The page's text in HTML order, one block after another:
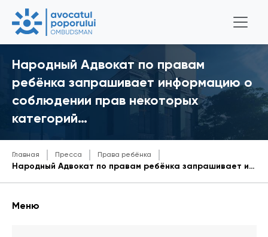
Народный Адвокат по правам
ребёнка запрашивает информацию о
соблюдении прав некоторых
категорий…
Главная Пресса Права ребёнка
Народный Адвокат по правам ребёнка запрашивает информацию о соблюдении прав некоторых категорий детей
Меню